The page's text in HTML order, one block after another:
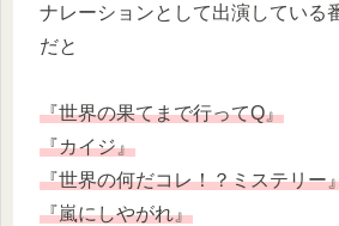
ナレーションとして出演している
だと
『世界の果てまで行ってQ』
『カイジ』
『世界の何だコレ！？ミステリー
『嵐にしやがれ』